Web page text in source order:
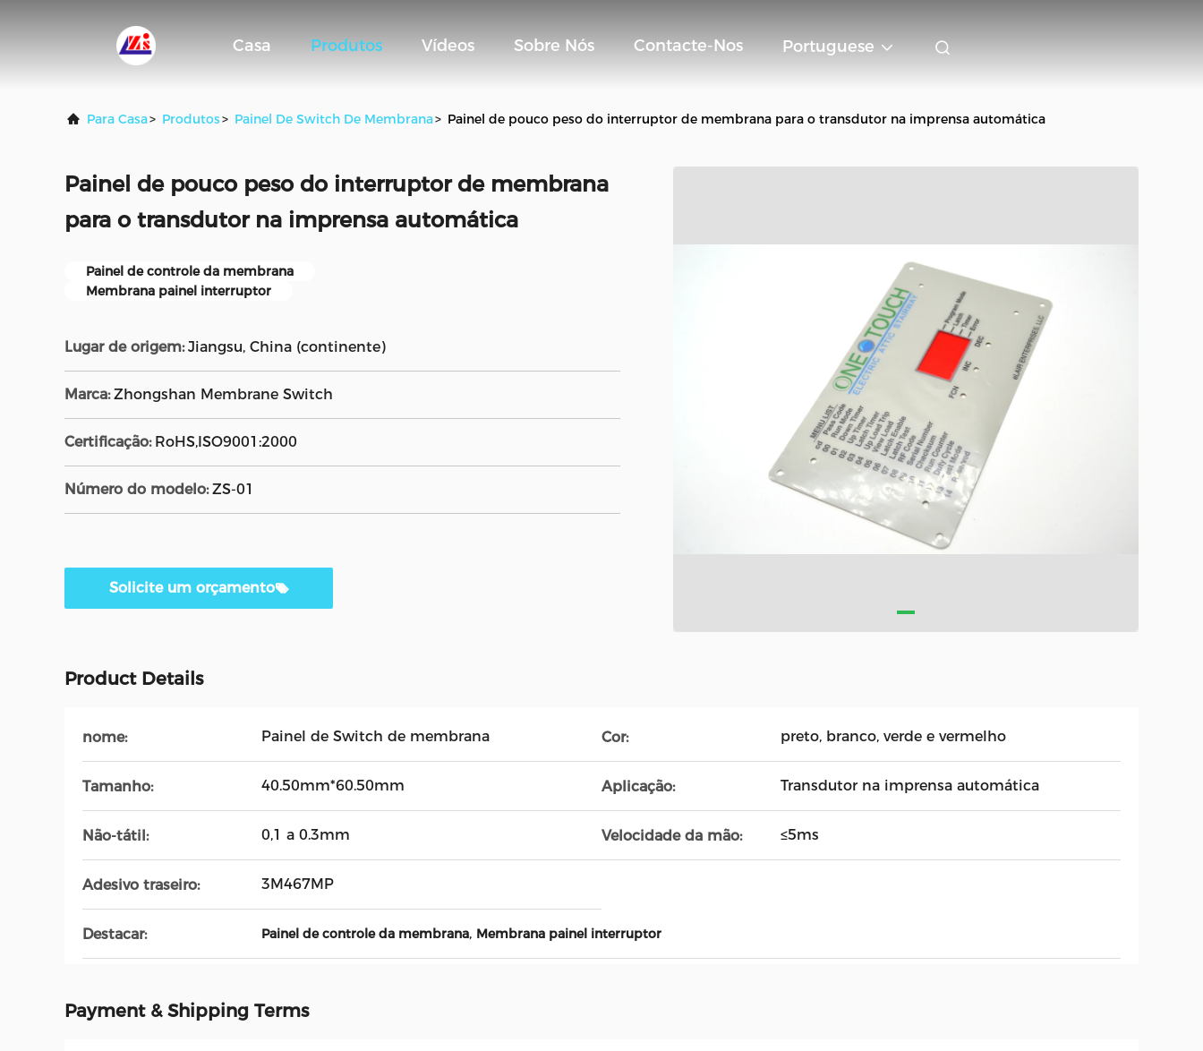
Casa Produtos Vídeos Sobre Nós Contacte-Nos Portuguese
Para Casa> Produtos> Painel De Switch De Membrana> Painel de pouco peso do interruptor de membrana para o transdutor na imprensa automática
Painel de pouco peso do interruptor de membrana
para o transdutor na imprensa automática
Painel de controle da membrana
Membrana painel interruptor
Lugar de origem: Jiangsu, China (continente)
Marca: Zhongshan Membrane Switch
Certificação: RoHS,ISO9001:2000
Número do modelo: ZS-01
Solicite um orçamento
Product Details
nome: Painel de Switch de membrana Cor: preto, branco, verde e vermelho
Tamanho: 40.50mm*60.50mm Aplicação: Transdutor na imprensa automática
Não-tátil: 0,1 a 0.3mm Velocidade da mão: ≤5ms
Adesivo traseiro: 3M467MP
Destacar: Painel de controle da membrana, Membrana painel interruptor
Payment & Shipping Terms